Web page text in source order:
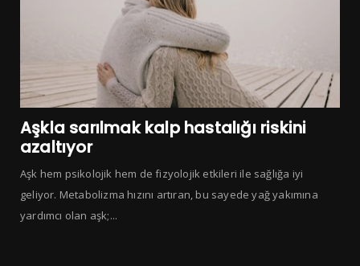
Aşkla sarılmak kalp hastalığı riskini
azaltıyor
Aşk hem psikolojik hem de fizyolojik etkileri ile sağlığa iyi
geliyor. Metabolizma hızını artıran, bu sayede yağ yakımına
yardımcı olan aşk;...